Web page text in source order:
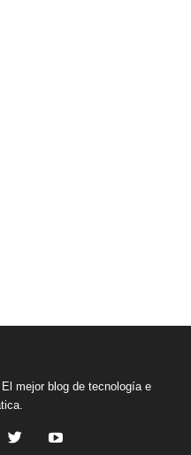
mejor blog de tecnología e